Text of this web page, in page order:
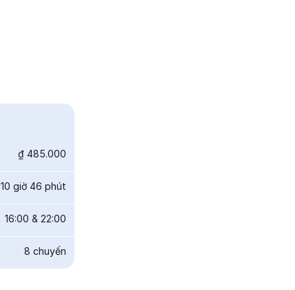
₫ 485.000
10 giờ 46 phút
16:00 & 22:00
8 chuyến